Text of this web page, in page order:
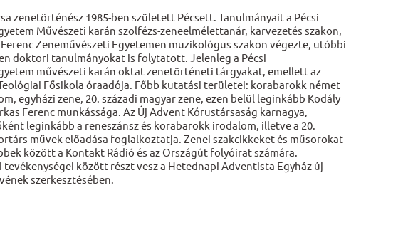
zenetörténész 1985-ben született Pécsett. Tanulmányait a Pécsi
Művészeti karán szolfézs-zeneelmélettanár, karvezetés szakon,
Zeneművészeti Egyetemen muzikológus szakon végezte, utóbbi
doktori tanulmányokat is folytatott. Jelenleg a Pécsi
művészeti karán oktat zenetörténeti tárgyakat, emellett az
Fősikola óraadója. Főbb kutatási területei: korabarokk német
egyházi zene, 20. századi magyar zene, ezen belül leginkább Kodály
Ferenc munkássága. Az Új Advent Kórustársaság karnagya,
leginkább a reneszánsz és korabarokk irodalom, illetve a 20.
művek előadása foglalkoztatja. Zenei szakcikkeket és műsorokat
között a Kontakt Rádió és az Országút folyóirat számára.
tevékenységei között részt vesz a Hetednapi Adventista Egyház új
szerkesztésében.